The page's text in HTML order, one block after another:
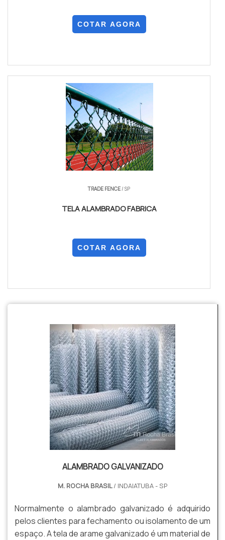
COTAR AGORA
TRADE FENCE/ SP
TELA ALAMBRADO FABRICA
COTAR AGORA
ALAMBRADO GALVANIZADO
M. ROCHA BRASIL/ INDAIATUBA - SP
Normalmente o alambrado galvanizado é adquirido
pelos clientes para fechamento ou isolamento de um
espaço. A tela de arame galvanizado é um material de